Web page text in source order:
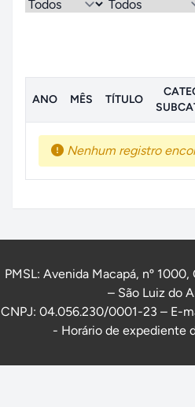
ANO MÊS TÍTULO
Nenhum registro
PMSL: Avenida Macapá, nº
– São Luiz do
CNPJ: 04.056.230/0001-23 – E-
- Horário de expediente